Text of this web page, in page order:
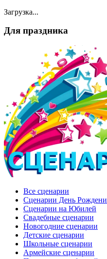
Загрузка...
Для праздника
Все сценарии
Сценарии День
Сценарии на Юбилей
Свадебные сценарии
Новогодние сценарии
Детские сценарии
Школьные сценарии
Армейские сценарии